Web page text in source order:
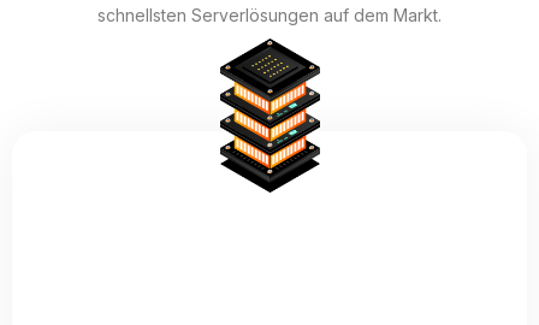
schnellsten Serverlösungen auf dem Markt.